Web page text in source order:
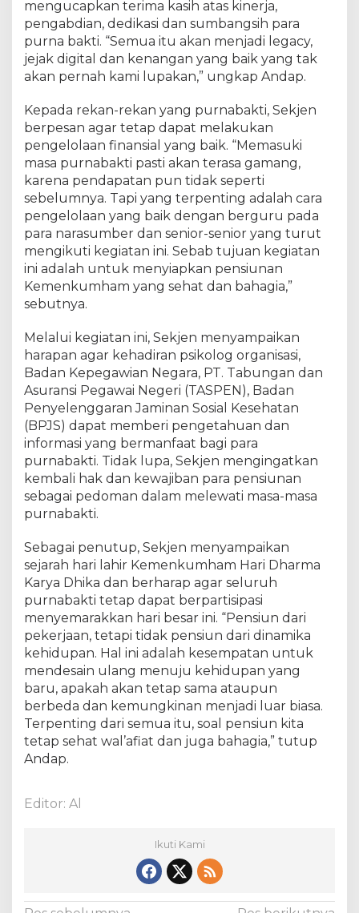
u
m
d
a
n
A
M
R
I
T
h
u
n
2
0
2
P
e
n
u
n
S
e
h
a
a
n
B
h
a
g
i
a
mengucapkan terima kasih atas kinerja,
pengabdian, dedikasi dan sumbangsih para
purna bakti. “Semua itu akan menjadi legacy,
jejak digital dan kenangan yang baik yang tak
akan pernah kami lupakan,” ungkap Andap.
Kepada rekan-rekan yang purnabakti, Sekjen
berpesan agar tetap dapat melakukan
pengelolaan finansial yang baik. “Memasuki
masa purnabakti pasti akan terasa gamang,
karena pendapatan pun tidak seperti
sebelumnya. Tapi yang terpenting adalah cara
pengelolaan yang baik dengan berguru pada
para narasumber dan senior-senior yang turut
mengikuti kegiatan ini. Sebab tujuan kegiatan
ini adalah untuk menyiapkan pensiunan
Kemenkumham yang sehat dan bahagia,”
sebutnya.
Melalui kegiatan ini, Sekjen menyampaikan
harapan agar kehadiran psikolog organisasi,
Badan Kepegawian Negara, PT. Tabungan dan
Asuransi Pegawai Negeri (TASPEN), Badan
Penyelenggaran Jaminan Sosial Kesehatan
(BPJS) dapat memberi pengetahuan dan
informasi yang bermanfaat bagi para
purnabakti. Tidak lupa, Sekjen mengingatkan
kembali hak dan kewajiban para pensiunan
sebagai pedoman dalam melewati masa-masa
purnabakti.
Sebagai penutup, Sekjen menyampaikan
sejarah hari lahir Kemenkumham Hari Dharma
Karya Dhika dan berharap agar seluruh
purnabakti tetap dapat berpartisipasi
menyemarakkan hari besar ini. “Pensiun dari
pekerjaan, tetapi tidak pensiun dari dinamika
kehidupan. Hal ini adalah kesempatan untuk
mendesain ulang menuju kehidupan yang
baru, apakah akan tetap sama ataupun
berbeda dan kemungkinan menjadi luar biasa.
Terpenting dari semua itu, soal pensiun kita
tetap sehat wal’afiat dan juga bahagia,” tutup
Andap.
Editor: Al
Ikuti Kami